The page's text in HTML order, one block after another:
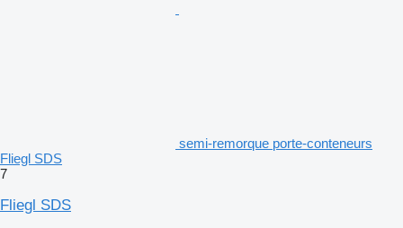
semi-remorque porte-conteneurs
Fliegl SDS
7
Fliegl SDS